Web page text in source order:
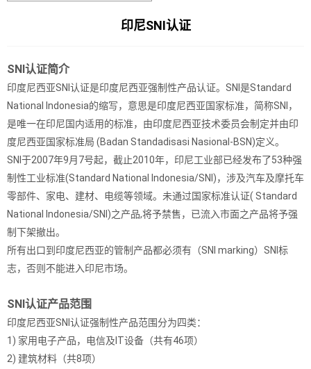
印尼SNI认证
SNI认证简介
印度尼西亚SNI认证是印度尼西亚强制性产品认证。SNI是Standard
National Indonesia的缩写，意思是印度尼西亚国家标准，简称SNI，
是唯一在印尼国内适用的标准，由印度尼西亚技术委员会制定并由印
度尼西亚国家标准局 (Badan Standadisasi Nasional-BSN)定义。
SNI于2007年9月7号起，截止2010年，印尼工业部已经发布了53种强
制性工业标准(Standard National Indonesia/SNI)，涉及汽车及摩托车
零部件、家电、建材、电缆等领域。未通过国家标准认证( Standard
National Indonesia/SNI)之产品,将予禁售，已流入市面之产品将予强
制下架撤出。
所有出口到印度尼西亚的管制产品都必须有（SNI marking）SNI标
志，否则不能进入印尼市场。
SNI认证产品范围
印度尼西亚SNI认证强制性产品范围分为四类：
1) 家用电子产品，电信及IT设备（共有46项）
2) 建筑材料（共8项）